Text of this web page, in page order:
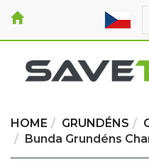
HOME GRUNDÉNS
Bunda Grundéns